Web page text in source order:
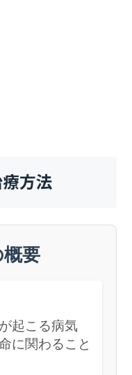
方法
要
起こる病気
に関わること